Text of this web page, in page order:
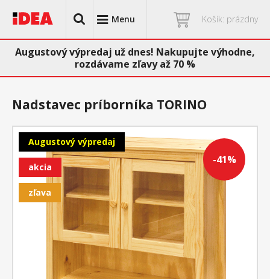
Menu Košík: prázdny
Augustový výpredaj už dnes! Nakupujte výhodne,
rozdávame zľavy až 70 %
-41%
Augustový výpredaj
akcia
zľava
Nadstavec príborníka TORINO